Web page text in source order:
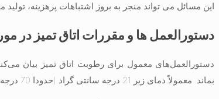
این مسائل می تواند منجر به بروز اشتباهات پرهزینه،
دستورالعمل ها و مقررات اتاق تمیز
بماند. معمولاً دمای زیر 21 درجه سانتی گراد (حدودا 70 درجه فارنهایت) باشد و حد نوسان آن 2 درجه سلسیوس میباشد.